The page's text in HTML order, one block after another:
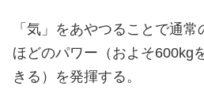
「気」をあやつることで通
ほどのパワー（およそ600kg
きる）を発揮する。